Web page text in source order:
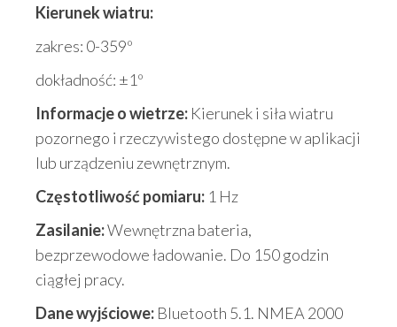
Kierunek wiatru:
zakres: 0-359º
dokładność: ±1º
Informacje o wietrze: Kierunek i siła wiatru
pozornego i rzeczywistego dostępne w aplikacji
lub urządzeniu zewnętrznym.
Częstotliwość pomiaru: 1 Hz
Zasilanie:Wewnętrzna bateria,
bezprzewodowe ładowanie. Do 150 godzin
ciągłej pracy.
Dane wyjściowe: Bluetooth 5.1. NMEA 2000